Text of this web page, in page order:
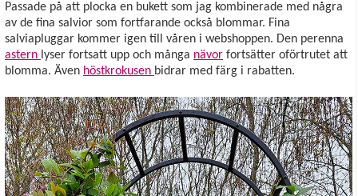
Passade på att plocka en bukett som jag kombinerade med några
av de fina salvior som fortfarande också blommar. Fina
salviapluggar kommer igen till våren i webshoppen. Den perenna
astern lyser fortsatt upp och många nävor fortsätter oförtrutet att
blomma. Även höstkrokusen bidrar med färg i rabatten.